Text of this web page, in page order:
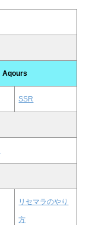
Aqours
SSR
リセマラのやり
方